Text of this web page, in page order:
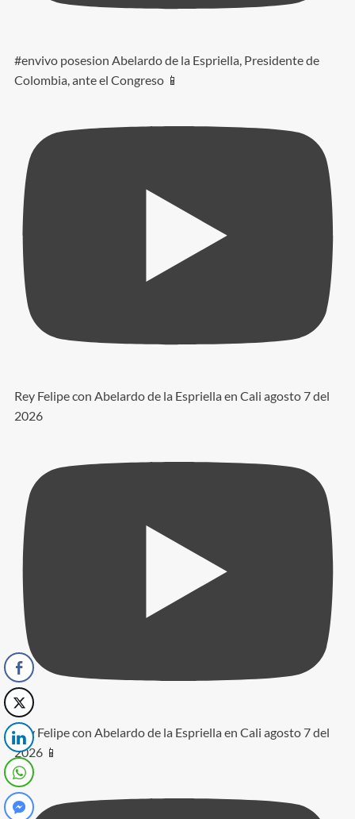
#envivo posesion Abelardo de la Espriella, Presidente de
Colombia, ante el Congreso 📱
Rey Felipe con Abelardo de la Espriella en Cali agosto 7 del
2026
Rey Felipe con Abelardo de la Espriella en Cali agosto 7 del
2026 📱